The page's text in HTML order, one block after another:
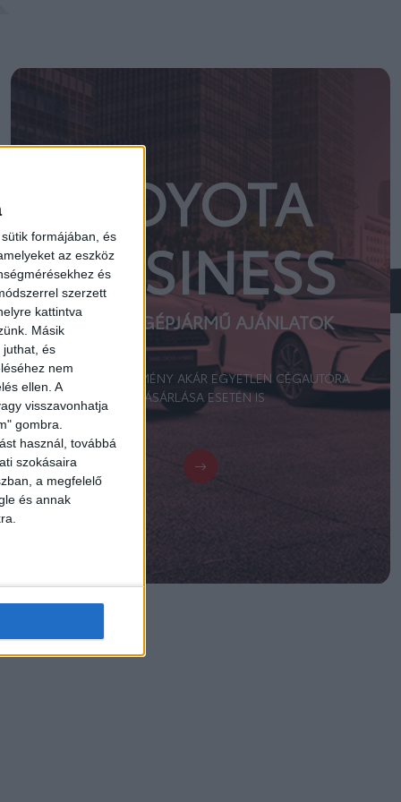
formájában, és
az eszköz
és
szerzett
kattintva
Másik
juthat, és
nem
ellen. A
visszavonhatja
gombra.
használ, továbbá
szokásaira
a megfelelő
és annak
TOYOTA
BUSINESS
SZEMÉLYGÉPJÁRMŰ AJÁNLATOK
FLOTTAKEDVEZMÉNY AKÁR EGYETLEN CÉGAUTÓRA
VÁSÁRLÁSA ESETÉN IS